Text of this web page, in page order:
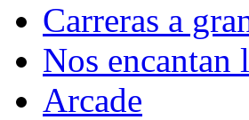
Carreras a
Nos encantan
Arcade